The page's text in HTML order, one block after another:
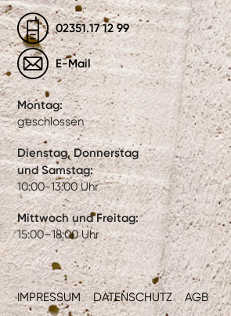
IMPRESSUM DATENSCHUTZ AGB
02351.17 12 99
E-Mail
Montag:
geschlossen
Dienstag, Donnerstag
und Samstag:
10:00-13:00 Uhr
Mittwoch und Freitag:
15:00–18:00 Uhr